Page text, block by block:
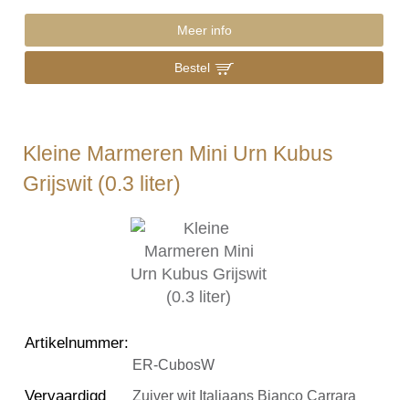
Meer info
Bestel
Kleine Marmeren Mini Urn Kubus
Grijswit (0.3 liter)
Artikelnummer:
ER-CubosW
Vervaardigd
Zuiver wit Italiaans Bianco Carrara